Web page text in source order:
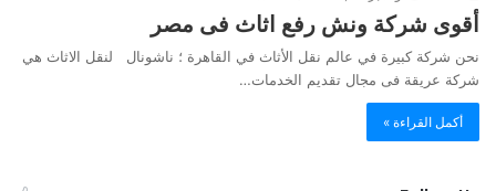
أقوى شركة ونش رفع اثاث فى مصر
نحن شركة كبيرة في عالم نقل الأثاث في القاهرة ؛ ناشونال لنقل الاثاث هي
شركة عريقة فى مجال تقديم الخدمات…
أكمل القراءة »